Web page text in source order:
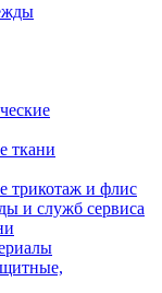
ткани
трикотаж и флис
и служб сервиса